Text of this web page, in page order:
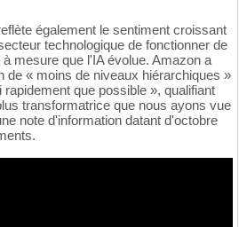
également le sentiment croissant
technologique de fonctionner de
mesure que l'IA évolue. Amazon a
de « moins de niveaux hiérarchiques »
que possible », qualifiant
transformatrice que nous ayons vue
note d'information datant d'octobre